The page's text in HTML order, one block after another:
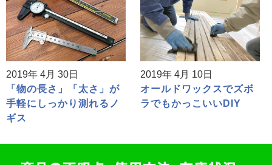
2019年 4月 30日
「物の長さ」「太さ」が
手軽にしっかり測れるノ
ギス
2019年 4月 10日
オールドワックスでズボ
ラでもかっこいいDIY